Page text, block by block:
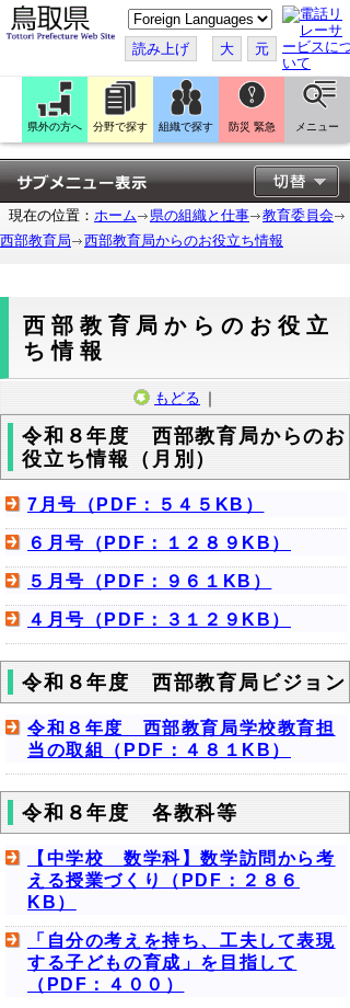
こ
の
ペ
ー
ジ
翻
訳
す
る
読み上げ 大 元
県外の方へ 分野で探す 組織で探す 防災 緊急 メニュー
現在の位置： ホーム 県の組織と仕事
教育委員会
西部教育局
西部教育局からのお役立ち情報
西部教育局からのお役立
ち情報
もどる ｜
令和８年度 西部教育局からのお
役立ち情報（月別）
7月号（PDF：５４５KB）
６月号（PDF：１２８９KB）
５月号（PDF：９６１KB）
４月号（PDF：３１２９KB）
令和８年度 西部教育局ビジョン
令和８年度 西部教育局学校教育担
当の取組（PDF：４８１KB）
令和８年度 各教科等
【中学校 数学科】数学訪問から考
える授業づくり（PDF：２８６
KB）
「自分の考えを持ち、工夫して表現
する子どもの育成」を目指して
（PDF：４００）